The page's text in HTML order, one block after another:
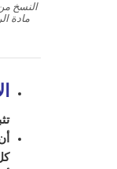
النسخ
مادة